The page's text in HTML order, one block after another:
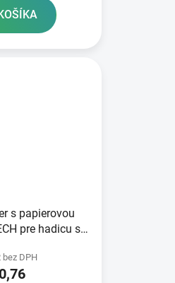
s papierovou
pre hadicu s
bez DPH